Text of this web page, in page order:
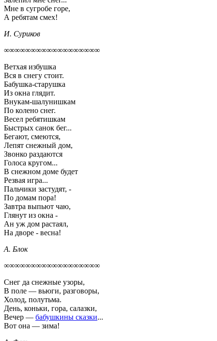
Мне в сугробе горе,
А ребятам смех!
И. Суриков
∞∞∞∞∞∞∞∞∞∞∞∞∞∞∞∞∞∞
Ветхая избушка
Вся в снегу стоит.
Бабушка-старушка
Из окна глядит.
Внукам-шалунишкам
По колено снег.
Весел ребятишкам
Быстрых санок бег...
Бегают, смеются,
Лепят снежный дом,
Звонко раздаются
Голоса кругом...
В снежном доме будет
Резвая игра...
Пальчики застудят, -
По домам пора!
Завтра выпьют чаю,
Глянут из окна -
Ан уж дом растаял,
На дворе - весна!
А. Блок
∞∞∞∞∞∞∞∞∞∞∞∞∞∞∞∞∞∞
Снег да снежные узоры,
В поле — вьюги, разговоры,
Холод, полутьма.
День, коньки, гора, салазки,
Вечер — бабушкины сказки...
Вот она — зима!